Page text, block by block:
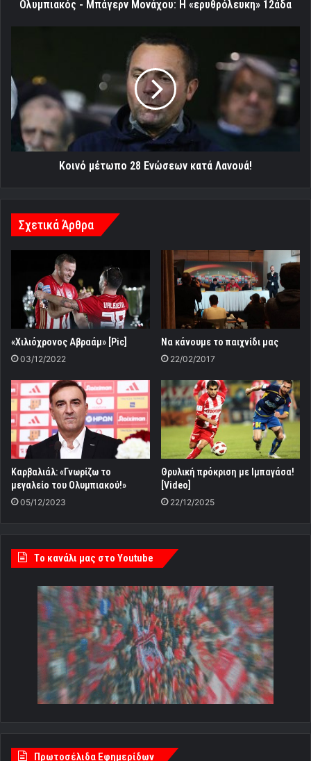
Ολυμπιακός - Μπάγερν Μονάχου: Η «ερυθρόλευκη» 12άδα
Ενώσεων
κατά
Λανουά!
Κοινό μέτωπο 28 Ενώσεων κατά Λανουά!
Σχετικά Άρθρα
«Χιλιόχρονος Αβραάμ» [Pic]
03/12/2022
Να κάνουμε το παιχνίδι μας
22/02/2017
Καρβαλιάλ: «Γνωρίζω το
μεγαλείο του Ολυμπιακού!»
05/12/2023
Θρυλική πρόκριση με Ιμπαγάσα!
[Video]
22/12/2025
Tο κανάλι μας στο Youtube
Πρωτοσέλιδα Εφημερίδων